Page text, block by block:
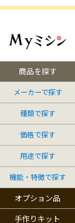
商品を探す
メーカーで探す
種類で探す
価格で探す
用途で探す
機能・特徴で探す
オプション品
手作りキット